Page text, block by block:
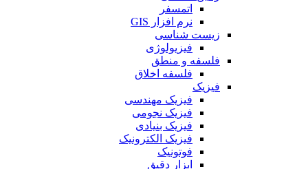
اتمسفر
نرم افزار GIS
زیست شناسی
فیزیولوژی
فلسفه و منطق
فلسفه اخلاق
فیزیک
فیزیک مهندسی
فیزیک نجومی
فیزیک بنیادی
فیزیک الکترونیک
فوتونیک
ابزار دقیق